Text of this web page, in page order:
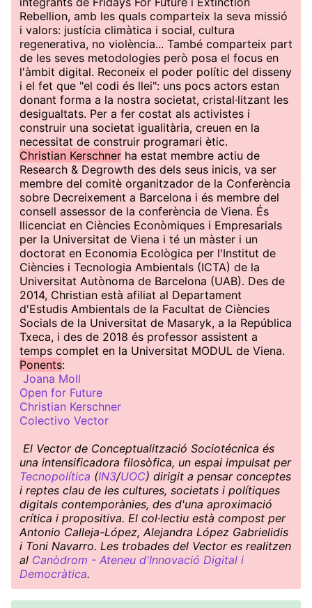
Rebellion, amb les quals comparteix la seva missió
i valors: justícia climàtica i social, cultura
regenerativa, no violència... També comparteix part
de les seves metodologies però posa el focus en
l'àmbit digital. Reconeix el poder polític del disseny
i el fet que "el codi és llei": uns pocs actors estan
donant forma a la nostra societat, cristal·litzant les
desigualtats. Per a fer costat als activistes i
construir una societat igualitària, creuen en la
necessitat de construir programari ètic.
Christian Kerschner ha estat membre actiu de
Research & Degrowth des dels seus inicis, va ser
membre del comitè organitzador de la Conferència
sobre Decreixement a Barcelona i és membre del
consell assessor de la conferència de Viena. És
llicenciat en Ciències Econòmiques i Empresarials
per la Universitat de Viena i té un màster i un
doctorat en Economia Ecològica per l'Institut de
Ciències i Tecnologia Ambientals (ICTA) de la
Universitat Autònoma de Barcelona (UAB). Des de
2014, Christian està afiliat al Departament
d'Estudis Ambientals de la Facultat de Ciències
Socials de la Universitat de Masaryk, a la República
Txeca, i des de 2018 és professor assistent a
temps complet en la Universitat MODUL de Viena.
Ponents:
Joana Moll
Open for Future
Christian Kerschner
Colectivo Vector
El Vector de Conceptualització Sociotécnica és
una intensificadora filosòfica, un espai impulsat per
Tecnopolítica (IN3/UOC) dirigit a pensar conceptes
i reptes clau de les cultures, societats i polítiques
digitals contemporànies, des d'una aproximació
crítica i propositiva. El col·lectiu està compost per
Antonio Calleja-López, Alejandra López Gabrielidis
i Toni Navarro. Les trobades del Vector es realitzen
al Canòdrom - Ateneu d'Innovació Digital i
Democràtica.